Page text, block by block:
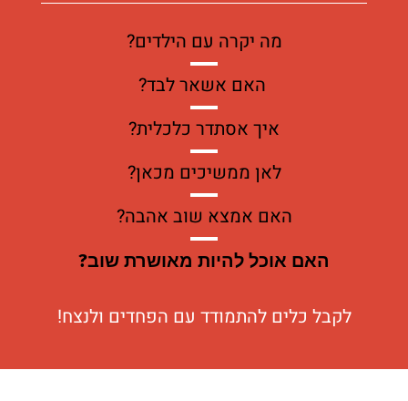
מה יקרה עם הילדים?
איך אסתדר כלכלית?
לאן ממשיכים מכאן?
האם אמצא שוב אהבה?
האם אוכל להיות מאושרת שוב?
לקבל כלים להתמודד עם הפחדים ולנצח!